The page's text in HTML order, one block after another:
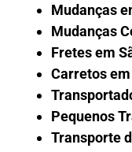
Mudanças
Mudanças
Fretes em
Carretos
Pequenos
Transporte